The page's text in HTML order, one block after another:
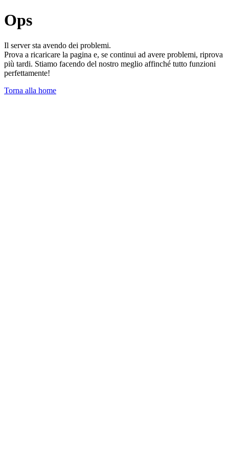
Ops
Il server sta avendo dei problemi.
Prova a ricaricare la pagina e, se continui ad avere problemi, riprova
più tardi. Stiamo facendo del nostro meglio affinché tutto funzioni
perfettamente!
Torna alla home